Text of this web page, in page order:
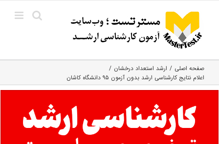
content
صفحه اصلی
ارشد استعداد درخشان
اعلام نتایج کارشناسی ارشد بدون آزمون ۹۵ دانشگاه کاشان